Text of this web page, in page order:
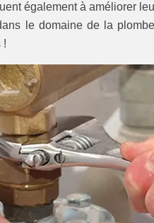
également à améliorer
le domaine de la
!